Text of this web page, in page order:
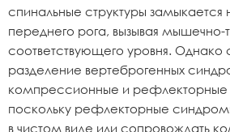
спинальные структуры
переднего рога, вызывая мышечно-
соответствующего уровня. Однако
разделение вертеброгенных
компрессионные и рефлекторные
поскольку рефлекторные
в чистом виде или сопровождать